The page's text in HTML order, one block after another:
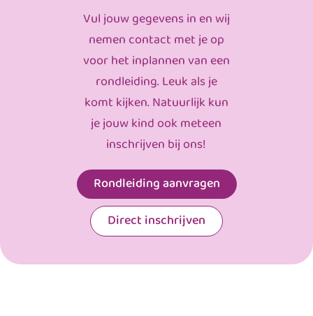
Vul jouw gegevens in en wij
nemen contact met je op
voor het inplannen van een
rondleiding. Leuk als je
komt kijken. Natuurlijk kun
je jouw kind ook meteen
inschrijven bij ons!
Rondleiding aanvragen
Direct inschrijven